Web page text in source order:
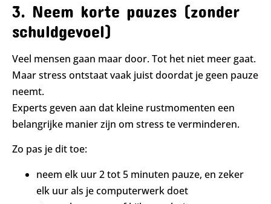
3. Neem korte pauzes (zonder
schuldgevoel)
Veel mensen gaan maar door. Tot het niet meer gaat.
Maar stress ontstaat vaak juist doordat je geen pauze
neemt.
Experts geven aan dat kleine rustmomenten een
belangrijke manier zijn om stress te verminderen.
Zo pas je dit toe:
neem elk uur 2 tot 5 minuten pauze, en zeker
elk uur als je computerwerk doet